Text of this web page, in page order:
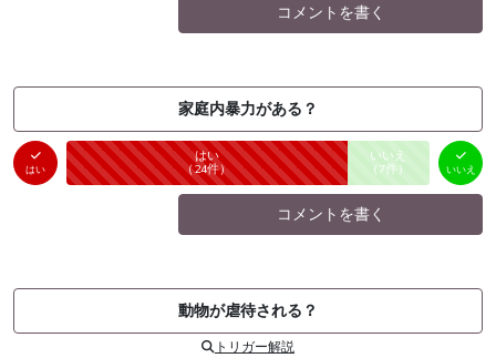
コメントを書く
家庭内暴力がある？
はい
はい
（24件） 未投票いいえ
（ 7件） いいえ
コメントを書く
動物が虐待される？
トリガー解説